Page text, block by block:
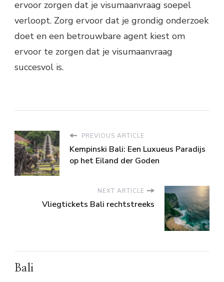
ervoor zorgen dat je visumaanvraag soepel
verloopt. Zorg ervoor dat je grondig onderzoek
doet en een betrouwbare agent kiest om
ervoor te zorgen dat je visumaanvraag
succesvol is.
PREVIOUS ARTICLE
Kempinski Bali: Een Luxueus Paradijs
op het Eiland der Goden
NEXT ARTICLE
Vliegtickets Bali rechtstreeks
Bali